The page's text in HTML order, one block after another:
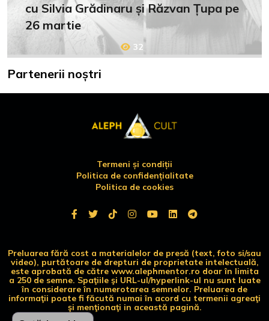
cu Silvia Grădinaru și Răzvan Țupa pe
26 martie
32
Partenerii noștri
Termeni și condiții
Politica de confidențialitate
Politica de cookies
Preluarea fără cost a materialelor de presă (text, foto si/sau
video), purtătoare de drepturi de proprietate intelectuală,
este aprobată de către www.alephmentor.ro doar în limita
a 250 de semne. Spaţiile şi URL-ul/hyperlink-ul nu sunt luate
în considerare în numerotarea semnelor. Preluarea de
informaţii poate fi făcută numai în acord cu termenii agreaţi
şi menţionaţi in această pagină.